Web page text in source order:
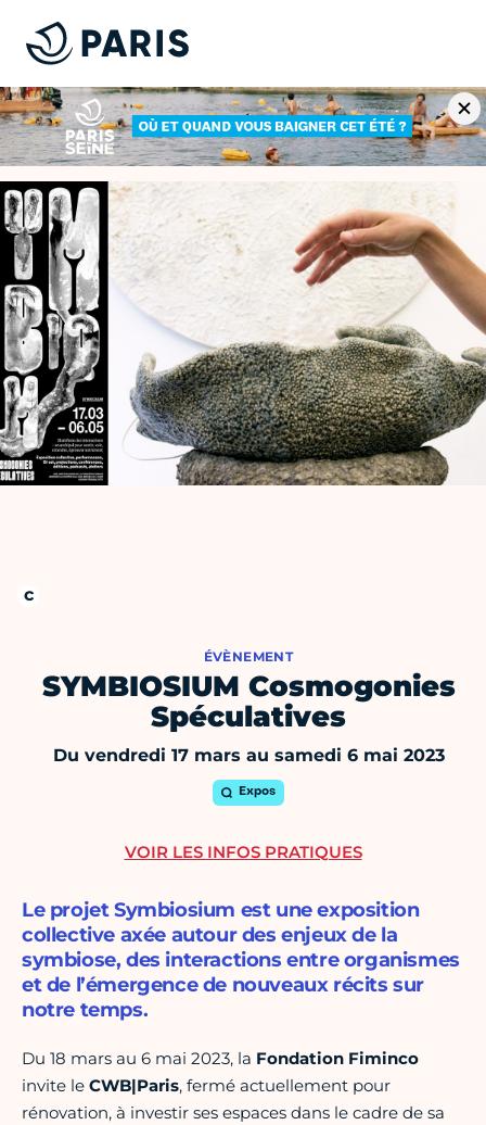
ÉVÈNEMENT
SYMBIOSIUM Cosmogonies
Spéculatives
Du vendredi 17 mars au samedi 6 mai 2023
Expos
Le projet Symbiosium est une exposition
collective axée autour des enjeux de la
symbiose, des interactions entre organismes
et de l’émergence de nouveaux récits sur
notre temps.
Du 18 mars au 6 mai 2023, la Fondation Fiminco
invite le CWB|Paris, fermé actuellement pour
rénovation, à investir ses espaces dans le cadre de sa
VOIR LES INFOS PRATIQUES